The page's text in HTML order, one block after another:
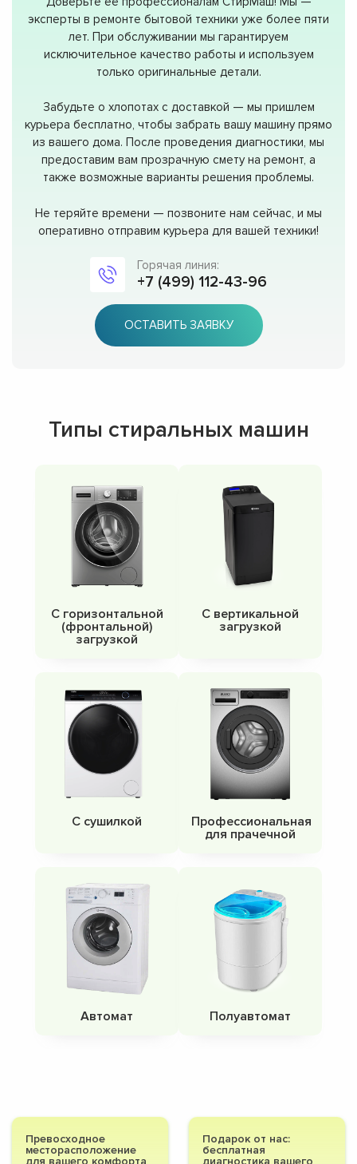
эксперты в ремонте бытовой техники уже более пяти
лет. При обслуживании мы гарантируем
исключительное качество работы и используем
только оригинальные детали.
Забудьте о хлопотах с доставкой — мы пришлем
курьера бесплатно, чтобы забрать вашу машину прямо
из вашего дома. После проведения диагностики, мы
предоставим вам прозрачную смету на ремонт, а
также возможные варианты решения проблемы.
Не теряйте времени — позвоните нам сейчас, и мы
оперативно отправим курьера для вашей техники!
Горячая линия:
+7 (499) 112-43-96
ОСТАВИТЬ ЗАЯВКУ
Типы стиральных машин
С горизонтальной
(фронтальной)
загрузкой
С вертикальной
загрузкой
С сушилкой
Профессиональная
для прачечной
Автомат Полуавтомат
Превосходное
месторасположение
Подарок от нас:
бесплатная